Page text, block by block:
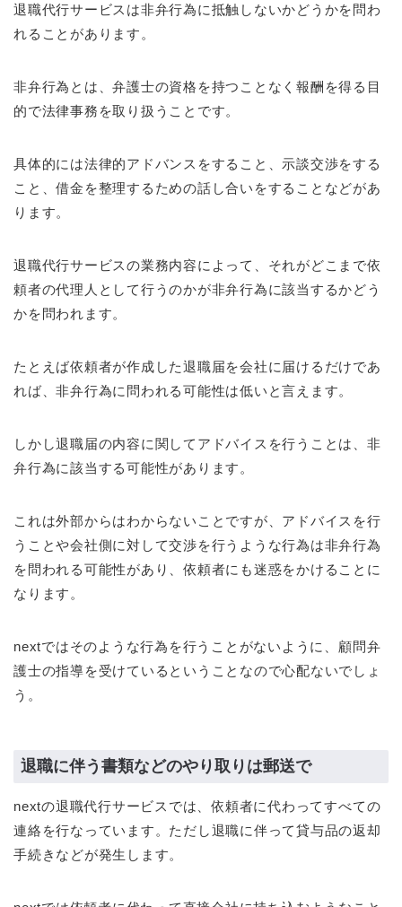
退職代行サービスは非弁行為に抵触しないかどうかを問わ
れることがあります。
非弁行為とは、弁護士の資格を持つことなく報酬を得る目
的で法律事務を取り扱うことです。
具体的には法律的アドバンスをすること、示談交渉をする
こと、借金を整理するための話し合いをすることなどがあ
ります。
退職代行サービスの業務内容によって、それがどこまで依
頼者の代理人として行うのかが非弁行為に該当するかどう
かを問われます。
たとえば依頼者が作成した退職届を会社に届けるだけであ
れば、非弁行為に問われる可能性は低いと言えます。
しかし退職届の内容に関してアドバイスを行うことは、非
弁行為に該当する可能性があります。
これは外部からはわからないことですが、アドバイスを行
うことや会社側に対して交渉を行うような行為は非弁行為
を問われる可能性があり、依頼者にも迷惑をかけることに
なります。
nextではそのような行為を行うことがないように、顧問弁
護士の指導を受けているということなので心配ないでしょ
う。
退職に伴う書類などのやり取りは郵送で
nextの退職代行サービスでは、依頼者に代わってすべての
連絡を行なっています。ただし退職に伴って貸与品の返却
手続きなどが発生します。